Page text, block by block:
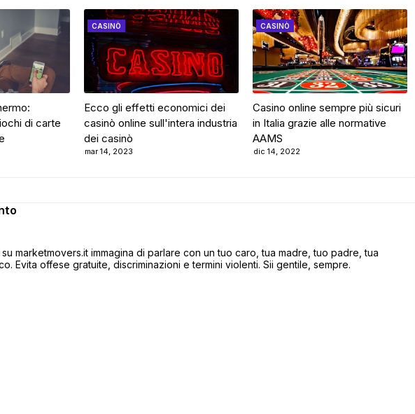
di carte
CASINÒ
Ecco gli effetti economici dei
casinò online sull'intera industria
dei casinò
mar 14, 2023
CASINÒ
Casino online sempre più sicuri
in Italia grazie alle normative
AAMS
dic 14, 2022
marketmovers.it immagina di parlare con un tuo caro, tua madre, tuo padre, tua
Evita offese gratuite, discriminazioni e termini violenti. Sii gentile, sempre.